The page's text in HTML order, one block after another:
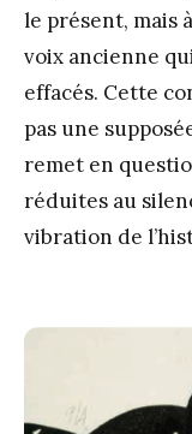
le présent, mais
voix ancienne
effacés. Cette
pas une
remet en
réduites au
vibration de